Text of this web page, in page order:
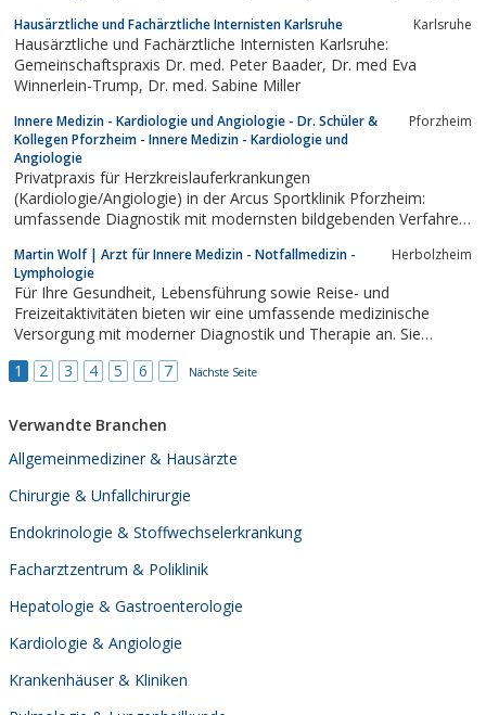
Hausärztliche und Fachärztliche Internisten Karlsruhe Karlsruhe
Hausärztliche und Fachärztliche Internisten Karlsruhe:
Gemeinschaftspraxis Dr. med. Peter Baader, Dr. med Eva
Winnerlein-Trump, Dr. med. Sabine Miller
Innere Medizin - Kardiologie und Angiologie - Dr. Schüler &
Kollegen Pforzheim - Innere Medizin - Kardiologie und
Angiologie
Pforzheim
Privatpraxis für Herzkreislauferkrankungen
(Kardiologie/Angiologie) in der Arcus Sportklinik Pforzheim:
umfassende Diagnostik mit modernsten bildgebenden Verfahren
hin zur sportartspezifischen Spiro-/Laktat-/Leistungsdiagnostik
Martin Wolf | Arzt für Innere Medizin - Notfallmedizin -
Lymphologie
Herbolzheim
Für Ihre Gesundheit, Lebensführung sowie Reise- und
Freizeitaktivitäten bieten wir eine umfassende medizinische
Versorgung mit moderner Diagnostik und Therapie an. Sie
Unsere Leistungen sind Hausärztliche Versorgung, Vorsorge,
1 2 3 4 5 6 7 Nächste Seite
Verwandte Branchen
Allgemeinmediziner & Hausärzte
Chirurgie & Unfallchirurgie
Endokrinologie & Stoffwechselerkrankung
Facharztzentrum & Poliklinik
Hepatologie & Gastroenterologie
Kardiologie & Angiologie
Krankenhäuser & Kliniken